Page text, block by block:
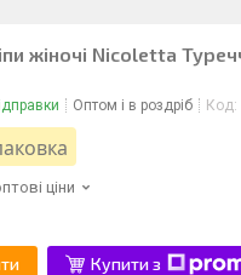
жіночі Nicoletta
Оптом і в роздріб Код:
ціни
Купити з